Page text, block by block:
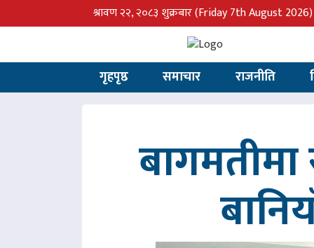
श्रावण २२, २०८३ शुक्रबार(Friday 7th August 2026)
गृहपृष्ठ समाचार राजनीति
बागमतीमा